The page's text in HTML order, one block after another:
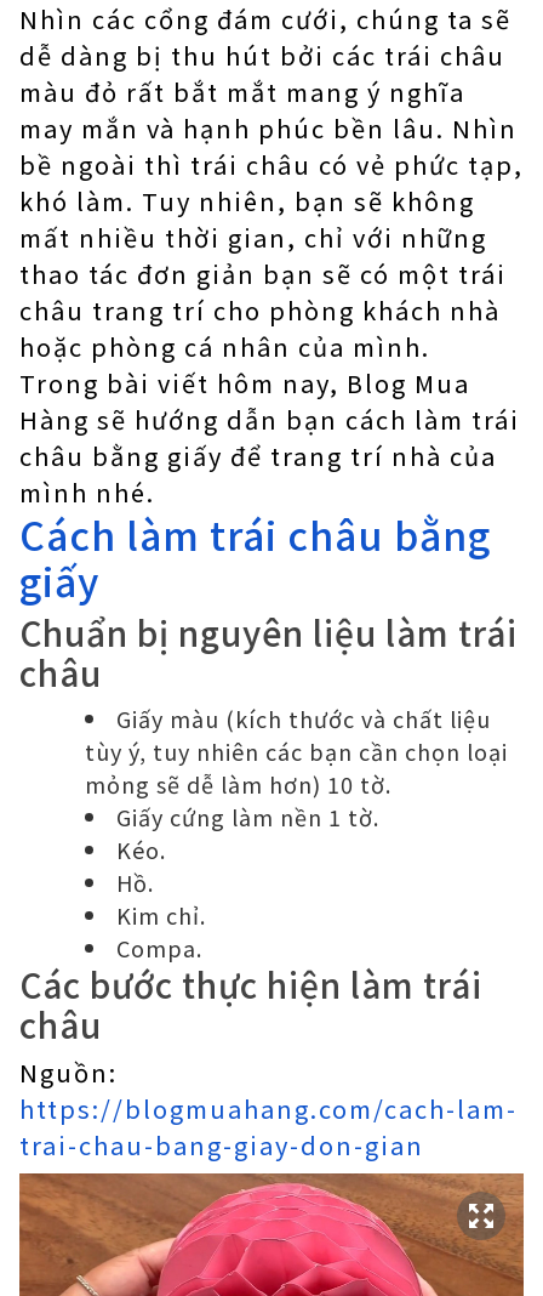
Nhìn các cổng đám cưới, chúng ta sẽ
dễ dàng bị thu hút bởi các trái châu
màu đỏ rất bắt mắt mang ý nghĩa
may mắn và hạnh phúc bền lâu. Nhìn
bề ngoài thì trái châu có vẻ phức tạp,
khó làm. Tuy nhiên, bạn sẽ không
mất nhiều thời gian, chỉ với những
thao tác đơn giản bạn sẽ có một trái
châu trang trí cho phòng khách nhà
hoặc phòng cá nhân của mình.
Trong bài viết hôm nay, Blog Mua
Hàng sẽ hướng dẫn bạn cách làm trái
châu bằng giấy để trang trí nhà của
mình nhé.
Cách làm trái châu bằng
giấy
Chuẩn bị nguyên liệu làm trái
châu
Giấy màu (kích thước và chất liệu
tùy ý, tuy nhiên các bạn cần chọn loại
mỏng sẽ dễ làm hơn) 10 tờ.
Giấy cứng làm nền 1 tờ.
Kéo.
Hồ.
Kim chỉ.
Compa.
Các bước thực hiện làm trái
châu
Nguồn:
https://blogmuahang.com/cach-lam-
trai-chau-bang-giay-don-gian